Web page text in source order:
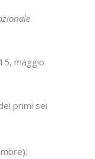
maggio
primi sei